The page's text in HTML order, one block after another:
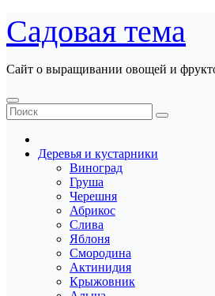
Перейти
к
содержанию
Садовая тема
Сайт о выращивании овощей и
Деревья и кустарники
Виноград
Груша
Черешня
Абрикос
Слива
Яблоня
Смородина
Актинидия
Крыжовник